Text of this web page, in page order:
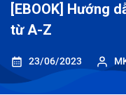
[EBOOK] Hướng
từ A-Z
23/06/2023